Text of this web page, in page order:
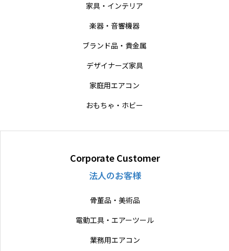
家具・インテリア
楽器・音響機器
ブランド品・貴金属
デザイナーズ家具
家庭用エアコン
おもちゃ・ホビー
Corporate Customer
法人のお客様
骨董品・美術品
電動工具・エアーツール
業務用エアコン